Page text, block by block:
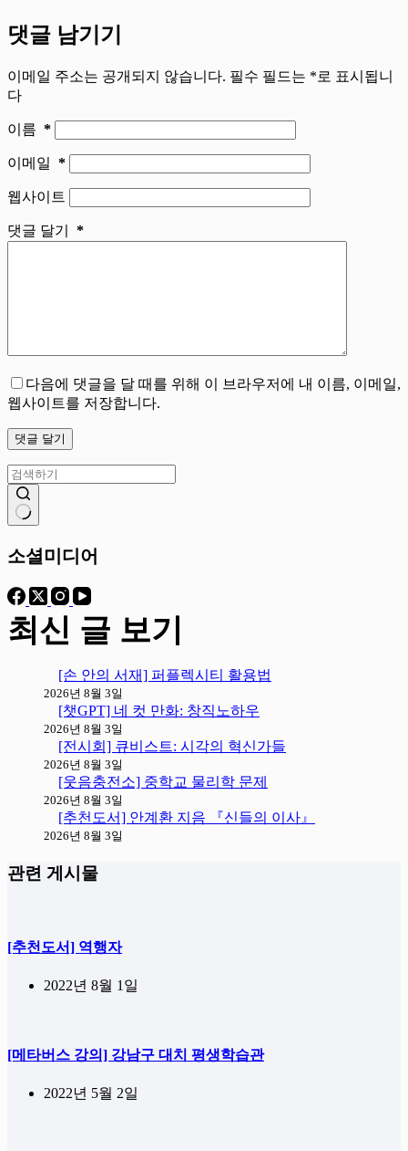
댓글 남기기
이메일 주소는 공개되지 않습니다. 필수 필드는 *로 표시됩니
다
이름 *
이메일 *
웹사이트
댓글 달기 *
다음에 댓글을 달 때를 위해 이 브라우저에 내 이름, 이메일,
웹사이트를 저장합니다.
댓글 달기
과
음
소셜미디어
최신 글 보기
[손 안의 서재] 퍼플렉시티 활용법
2026년 8월 3일
[챗GPT] 네 컷 만화: 창직노하우
2026년 8월 3일
[전시회] 큐비스트: 시각의 혁신가들
2026년 8월 3일
[웃음충전소] 중학교 물리학 문제
2026년 8월 3일
[추천도서] 안계환 지음 『신들의 이사』
2026년 8월 3일
관련 게시물
[추천도서] 역행자
2022년 8월 1일
[메타버스 강의] 강남구 대치 평생학습관
2022년 5월 2일